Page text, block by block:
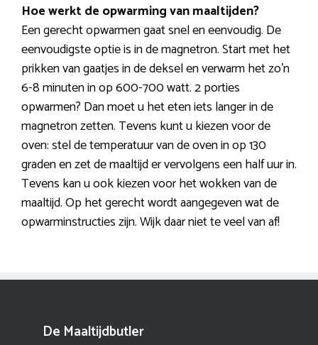
Hoe werkt de opwarming van maaltijden?
Een gerecht opwarmen gaat snel en eenvoudig. De
eenvoudigste optie is in de magnetron. Start met het
prikken van gaatjes in de deksel en verwarm het zo’n
6-8 minuten in op 600-700 watt. 2 porties
opwarmen? Dan moet u het eten iets langer in de
magnetron zetten. Tevens kunt u kiezen voor de
oven: stel de temperatuur van de oven in op 130
graden en zet de maaltijd er vervolgens een half uur in.
Tevens kan u ook kiezen voor het wokken van de
maaltijd. Op het gerecht wordt aangegeven wat de
opwarminstructies zijn. Wijk daar niet te veel van af!
De Maaltijdbutler